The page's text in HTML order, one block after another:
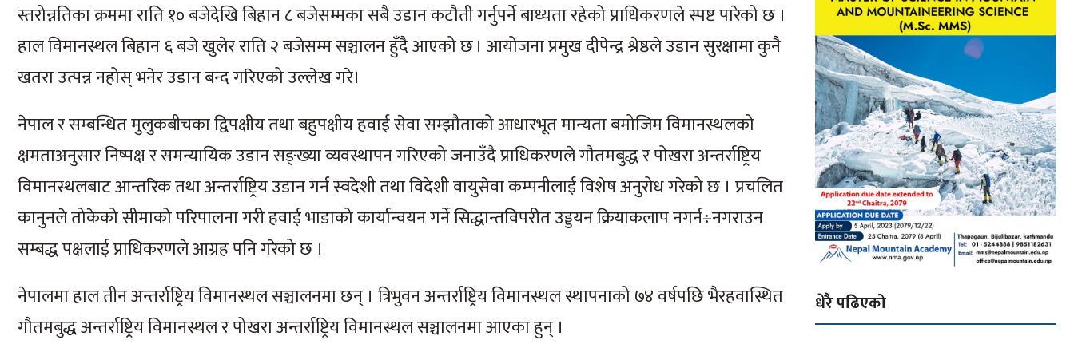
स्तरोन्नतिका क्रममा राति १० बजेदेखि बिहान ८ बजेसम्मका सबै उडान कटौती गर्नुपर्ने बाध्यता रहेको प्राधिकरणले स्पष्ट पारेको छ ।
हाल विमानस्थल बिहान ६ बजे खुलेर राति २ बजेसम्म सञ्चालन हुँदै आएको छ । आयोजना प्रमुख दीपेन्द्र श्रेष्ठले उडान सुरक्षामा कुनै
खतरा उत्पन्न नहोस् भनेर उडान बन्द गरिएको उल्लेख गरे।
नेपाल र सम्बन्धित मुलुकबीचका द्विपक्षीय तथा बहुपक्षीय हवाई सेवा सम्झौताको आधारभूत मान्यता बमोजिम विमानस्थलको
क्षमताअनुसार निष्पक्ष र समन्यायिक उडान सङ्ख्या व्यवस्थापन गरिएको जनाउँदै प्राधिकरणले गौतमबुद्ध र पोखरा अन्तर्राष्ट्रिय
विमानस्थलबाट आन्तरिक तथा अन्तर्राष्ट्रिय उडान गर्न स्वदेशी तथा विदेशी वायुसेवा कम्पनीलाई विशेष अनुरोध गरेको छ । प्रचलित
कानुनले तोकेको सीमाको परिपालना गरी हवाई भाडाको कार्यान्वयन गर्ने सिद्धान्तविपरीत उड्डयन क्रियाकलाप नगर्न÷नगराउन
सम्बद्ध पक्षलाई प्राधिकरणले आग्रह पनि गरेको छ ।
नेपालमा हाल तीन अन्तर्राष्ट्रिय विमानस्थल सञ्चालनमा छन् । त्रिभुवन अन्तर्राष्ट्रिय विमानस्थल स्थापनाको ७४ वर्षपछि भैरहवास्थित
गौतमबुद्ध अन्तर्राष्ट्रिय विमानस्थल र पोखरा अन्तर्राष्ट्रिय विमानस्थल सञ्चालनमा आएका हुन् ।
धेरै पढिएको